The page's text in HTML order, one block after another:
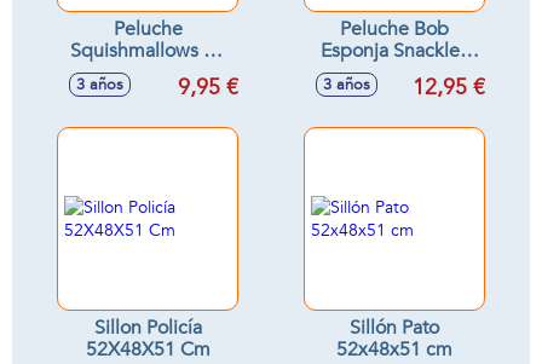
Peluche
Squishmallows 20
cm - Modelos
surtidos
3 años 9,95 €
Peluche Bob
Esponja Snackles
en bola sorpresa,
peluches
apretujables 12cm
3 años 12,95 €
Sillon Policía
52X48X51 Cm
Sillón Pato
52x48x51 cm